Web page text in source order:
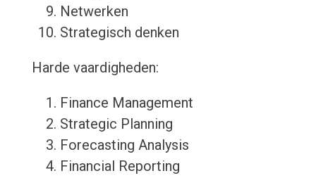
Netwerken
Strategisch denken
Harde vaardigheden:
Finance Management
Strategic Planning
Forecasting Analysis
Financial Reporting